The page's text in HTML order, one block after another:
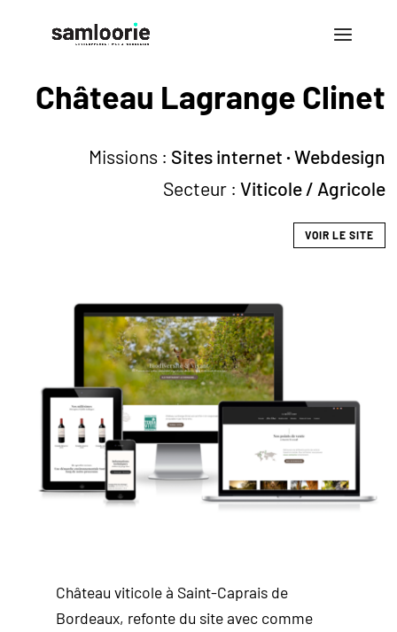
Château Lagrange Clinet
Missions : Sites internet ·Webdesign
Secteur : Viticole / Agricole
VOIR LE SITE
Château viticole à Saint-Caprais de
Bordeaux, refonte du site avec comme